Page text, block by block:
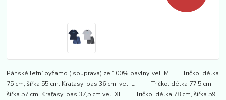
Pánské letní pyžamo ( souprava) ze 100% bavlny. vel. M Tričko: délka
75 cm, šířka 55 cm. Kraťasy: pas 36 cm. vel. L Tričko: délka 77,5 cm,
šířka 57 cm. Kraťasy: pas 37,5 cm vel. XL Tričko: délka 78 cm, šířka 59